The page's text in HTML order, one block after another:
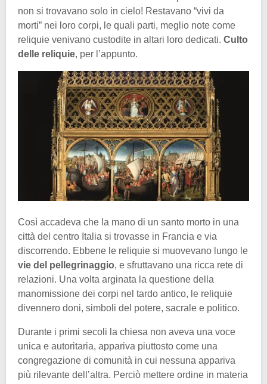
non si trovavano solo in cielo! Restavano “vivi da
morti” nei loro corpi, le quali parti, meglio note come
reliquie venivano custodite in altari loro dedicati. Culto
delle reliquie, per l’appunto.
Così accadeva che la mano di un santo morto in una
città del centro Italia si trovasse in Francia e via
discorrendo. Ebbene le reliquie si muovevano lungo le
vie del pellegrinaggio, e sfruttavano una ricca rete di
relazioni. Una volta arginata la questione della
manomissione dei corpi nel tardo antico, le reliquie
divennero doni, simboli del potere, sacrale e politico.
Durante i primi secoli la chiesa non aveva una voce
unica e autoritaria, appariva piuttosto come una
congregazione di comunità in cui nessuna appariva
più rilevante dell’altra. Perciò mettere ordine in materia